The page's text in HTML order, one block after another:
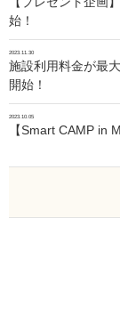
始！
2023.11.30
施設利用料金が最
開始！
2023.10.05
【Smart CAMP in